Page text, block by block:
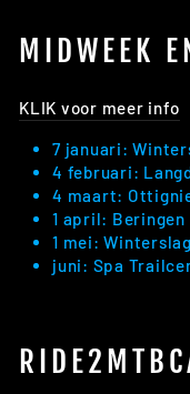
MIDWEEK
KLIK voor meer info
7 januari:
4 februari:
4 maart:
1 april: Beringen
1 mei:
juni: Spa